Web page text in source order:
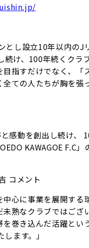
とし設立10年以内の
け、100年続くク
指すだけでなく、
ての人たちが胸を
感動を創出し続け
KAWAGOE F.C
コメント
中心に事業を展開す
熟なクラブではご
巻き込んだ活躍とい
ます。」